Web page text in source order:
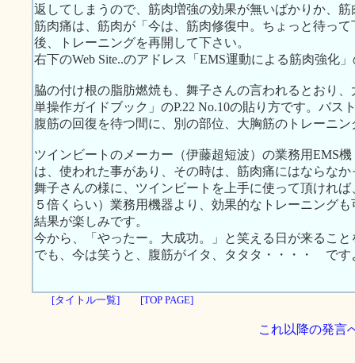
返してしまうので、筋肉増強の効果が無いばかりか、
筋肉痛は、筋肉が「今は、筋肉修復中。ちょっと待っ
後、トレーニングを再開して下さい。
右下のWeb Site..のアドレス「EMS運動による筋肉強化
脇の付け根の脂肪燃焼も、舞子さんの言われるとおり
単操作ガイドブック」のP.22 No.10の貼り方です。バス
腹筋の回復を待つ間に、別の部位、大胸筋のトレーニ
ツインビートのメーカー（伊藤超短波）の業務用EMS
は、使われた事があり、その時は、筋肉痛にはならな
舞子さんの様に、ツインビートを上手に使って頂けれ
５倍くらい）業務用機器より、効果的なトレーニング
結果が楽しみです。
今から、「やったー。大成功。」と笑える日が来るこ
でも、今は笑うと、腹筋がイタ、タタタ・・・・ です
[タイトル一覧] [TOP PAGE]
これ以降の発言